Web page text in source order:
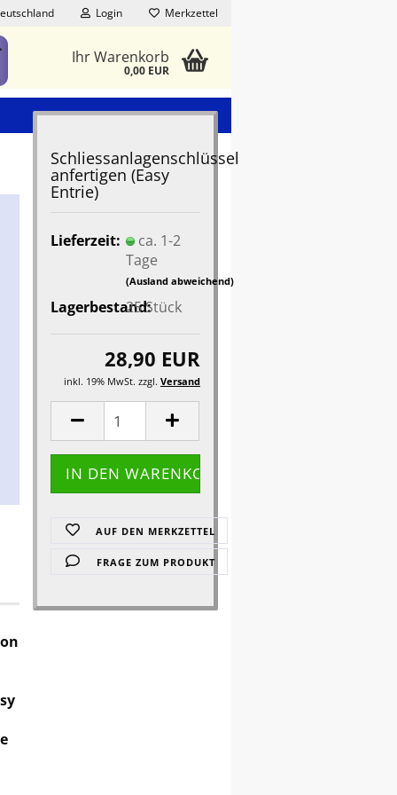
Login Merkzettel
Ihr Warenkorb
0,00 EUR
Schliessanlagenschlüssel
anfertigen (Easy
Entrie)
Lieferzeit:
ca. 1-2
Tage
(Ausland abweichend)
Lagerbestand:
25Stück
28,90 EUR
inkl. 19% MwSt. zzgl. Versand
AUF DEN MERKZETTEL
FRAGE ZUM PRODUKT